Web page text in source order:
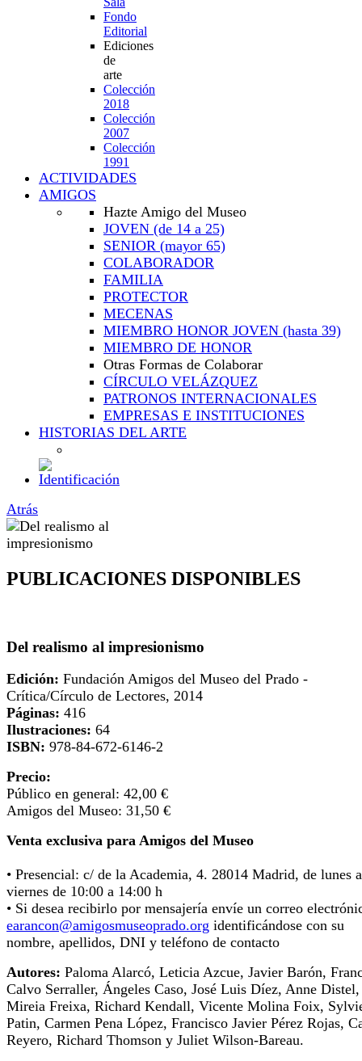
Fondo
Editorial
Ediciones
de
arte
Colección
2018
Colección
2007
Colección
1991
ACTIVIDADES
AMIGOS
Hazte Amigo del Museo
JOVEN (de 14 a 25)
SENIOR (mayor 65)
COLABORADOR
FAMILIA
PROTECTOR
MECENAS
MIEMBRO HONOR JOVEN (hasta 39)
MIEMBRO DE HONOR
Otras Formas de Colaborar
CÍRCULO VELÁZQUEZ
PATRONOS INTERNACIONALES
EMPRESAS E INSTITUCIONES
HISTORIAS DEL ARTE
Atrás
PUBLICACIONES DISPONIBLES
Del realismo al impresionismo
Edición: Fundación Amigos del Museo del Prado -
Crítica/Círculo de Lectores, 2014
Páginas: 416
Ilustraciones: 64
ISBN: 978-84-672-6146-2
Precio:
Público en general: 42,00 €
Amigos del Museo: 31,50 €
Venta exclusiva para Amigos del Museo
• Presencial: c/ de la Academia, 4. 28014 Madrid, de lunes a
viernes de 10:00 a 14:00 h
• Si desea recibirlo por mensajería envíe un correo
earancon@amigosmuseoprado.org identificándose con su
nombre, apellidos, DNI y teléfono de contacto
Autores: Paloma Alarcó, Leticia Azcue, Javier Barón,
Calvo Serraller, Ángeles Caso, José Luis Díez, Anne Distel,
Mireia Freixa, Richard Kendall, Vicente Molina Foix,
Patin, Carmen Pena López, Francisco Javier Pérez Rojas,
Reyero, Richard Thomson y Juliet Wilson-Bareau.